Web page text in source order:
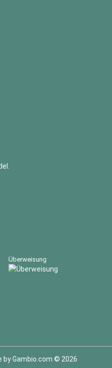
Überweisung
by Gambio.com © 2026